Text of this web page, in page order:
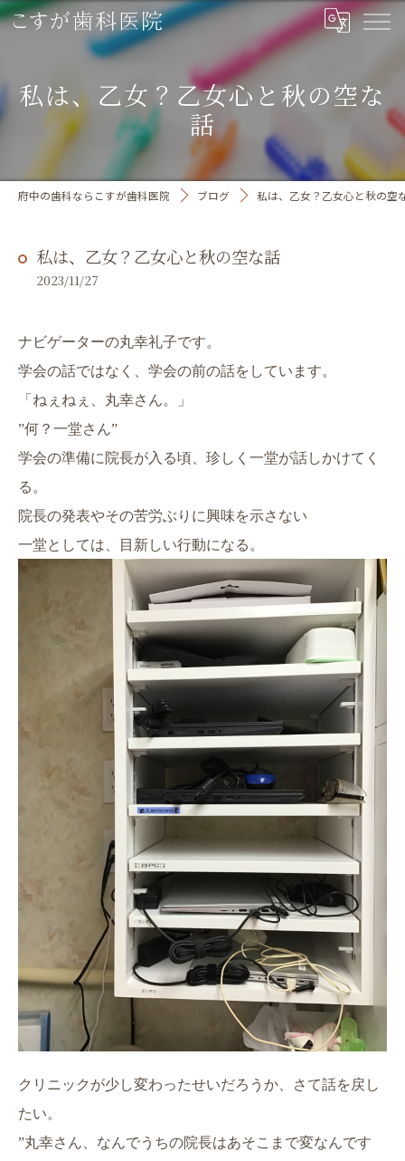
私は、乙女？乙女心と秋の空な
話
府中の歯科ならこすが歯科医院 ブログ 私は、乙女？乙女心と秋の空
私は、乙女？乙女心と秋の空な話
2023/11/27
ナビゲーターの丸幸礼子です。
学会の話ではなく、学会の前の話をしています。
「ねぇねぇ、丸幸さん。」
”何？一堂さん”
学会の準備に院長が入る頃、珍しく一堂が話しかけてく
る。
院長の発表やその苦労ぶりに興味を示さない
一堂としては、目新しい行動になる。
クリニックが少し変わったせいだろうか、さて話を戻し
たい。
”丸幸さん、なんでうちの院長はあそこまで変なんです